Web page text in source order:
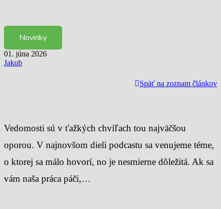
Novinky
01. júna 2026
Jakub
Späť na zoznam článkov
Vedomosti sú v ťažkých chvíľach tou najväčšou
oporou. V najnovšom dieli podcastu sa venujeme téme,
o ktorej sa málo hovorí, no je nesmierne dôležitá. Ak sa
vám naša práca páči,…